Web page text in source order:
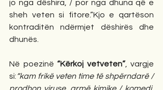
jo nga dëshira, / por nga dhuna që e
sheh veten si fitore.”Kjo e qartëson
kontraditën ndërmjet dëshirës dhe
dhunës.
Në poezinë “Kërkoj vetveten”, vargje
si:“kam frikë veten time të shpërndarë /